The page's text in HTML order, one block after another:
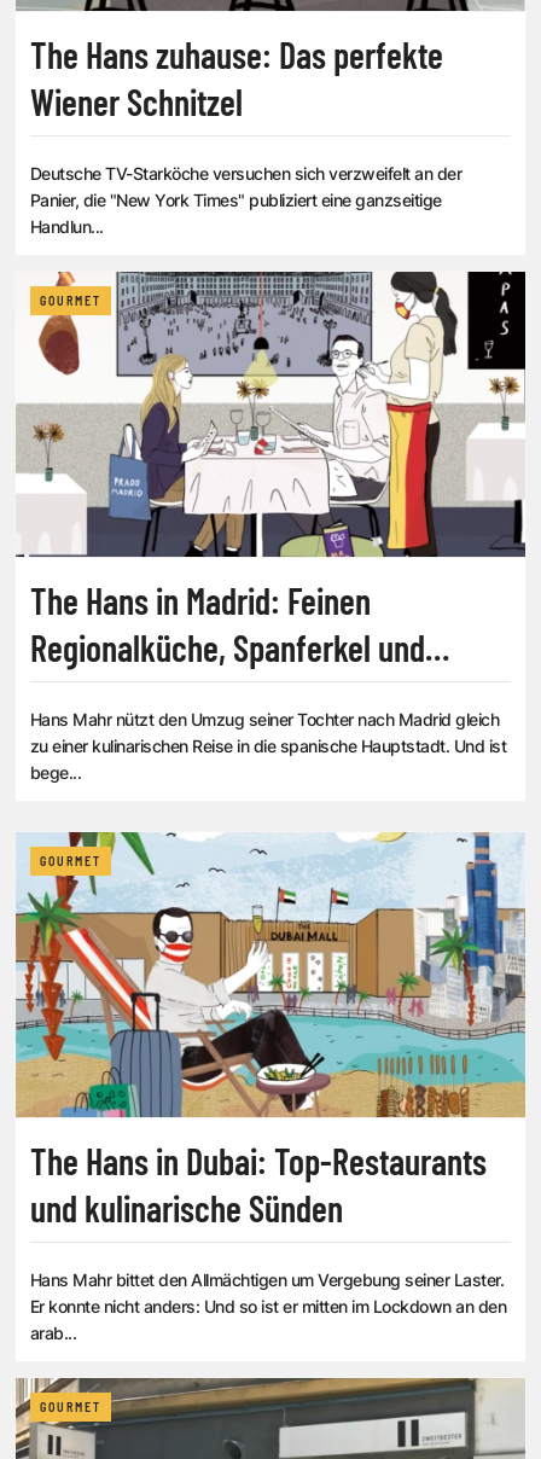
The Hans zuhause: Das perfekte
Wiener Schnitzel
Deutsche TV-Starköche versuchen sich verzweifelt an der
Panier, die "New York Times" publiziert eine ganzseitige
Handlun...
GOURMET
The Hans in Madrid: Feinen
Regionalküche, Spanferkel und
Hans Mahr nützt den Umzug seiner Tochter nach Madrid gleich
zu einer kulinarischen Reise in die spanische Hauptstadt. Und ist
bege...
GOURMET
The Hans in Dubai: Top-Restaurants
und kulinarische Sünden
Hans Mahr bittet den Allmächtigen um Vergebung seiner Laster.
Er konnte nicht anders: Und so ist er mitten im Lockdown an den
arab...
GOURMET